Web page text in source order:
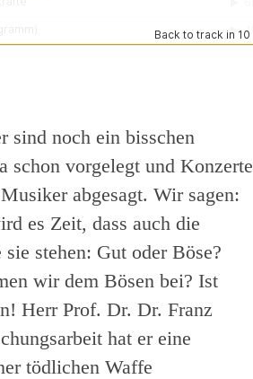
sind noch ein bisschen
schon vorgelegt und Konzerte
abgesagt. Wir sagen:
es Zeit, dass auch die
stehen: Gut oder Böse?
wir dem Bösen bei? Ist
Herr Prof. Dr. Dr. Franz
hat er eine
tödlichen Waffe